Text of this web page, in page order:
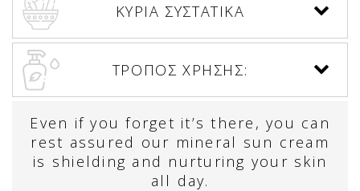
ΚΥΡΙΑ ΣΥΣΤΑΤΙΚΑ
ΤΡΟΠΟΣ ΧΡΗΣΗΣ:
Even if you forget it’s there, you can
rest assured our mineral sun cream
is shielding and nurturing your skin
all day.